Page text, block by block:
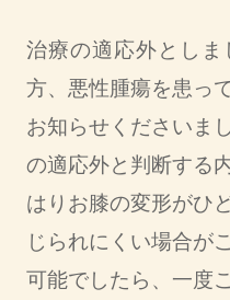
治療の適応外とし
方、悪性腫瘍を患っ
お知らせくださいま
の適応外と判断する
はりお膝の変形がひ
じられにくい場合が
可能でしたら、一度